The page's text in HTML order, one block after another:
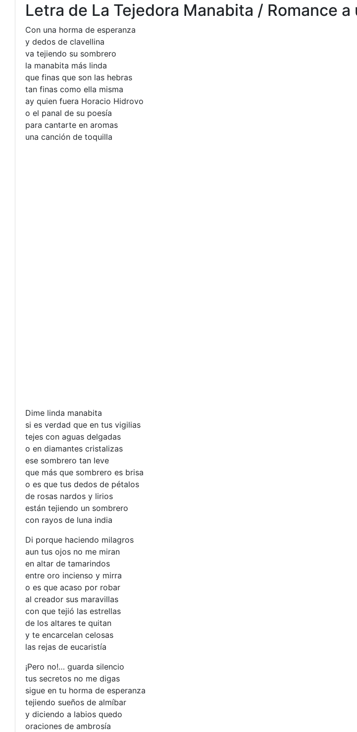
Letra de La Tejedora Manabita / Romance
Con una horma de esperanza
y dedos de clavellina
va tejiendo su sombrero
la manabita más linda
que finas que son las hebras
tan finas como ella misma
ay quien fuera Horacio Hidrovo
o el panal de su poesía
para cantarte en aromas
una canción de toquilla
Dime linda manabita
si es verdad que en tus vigilias
tejes con aguas delgadas
o en diamantes cristalizas
ese sombrero tan leve
que más que sombrero es brisa
o es que tus dedos de pétalos
de rosas nardos y lirios
están tejiendo un sombrero
con rayos de luna india
Di porque haciendo milagros
aun tus ojos no me miran
en altar de tamarindos
entre oro incienso y mirra
o es que acaso por robar
al creador sus maravillas
con que tejió las estrellas
de los altares te quitan
y te encarcelan celosas
las rejas de eucaristía
¡Pero no!… guarda silencio
tus secretos no me digas
sigue en tu horma de esperanza
tejiendo sueños de almíbar
y diciendo a labios quedo
oraciones de ambrosía